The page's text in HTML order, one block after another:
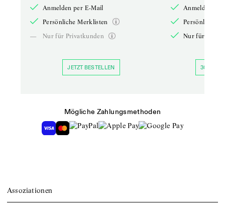
Anmelden per E-Mail
Persönliche Merklisten
—
Nur für Privatkunden
JETZT BESTELLEN
Anmelden
Persönliche
Nur für
30 TAGE
Mögliche Zahlungsmethoden
Assoziationen